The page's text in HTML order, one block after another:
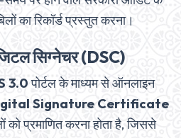
का रिकॉर्ड प्रस्तुत करना।
सिग्नेचर (DSC)
3.0पोर्टल के माध्यम से ऑनलाइन
Signature Certificate
को प्रमाणित करना होता है, जिससे